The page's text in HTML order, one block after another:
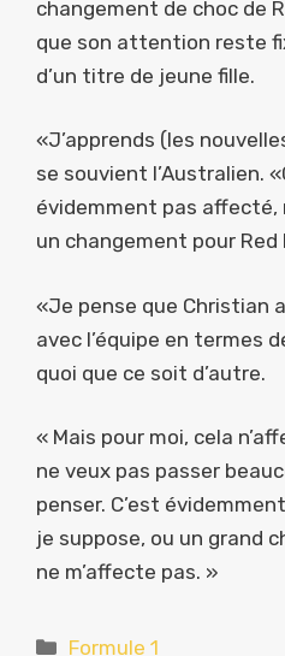
changement de choc de
que son attention reste
d’un titre de jeune fille.
«J’apprends (les
se souvient l’Australien.
évidemment pas affecté,
un changement pour Red
«Je pense que Christian
avec l’équipe en termes
quoi que ce soit d’autre.
« Mais pour moi, cela
ne veux pas passer
penser. C’est
je suppose, ou un grand
ne m’affecte pas. »
Catégories
Formule 1